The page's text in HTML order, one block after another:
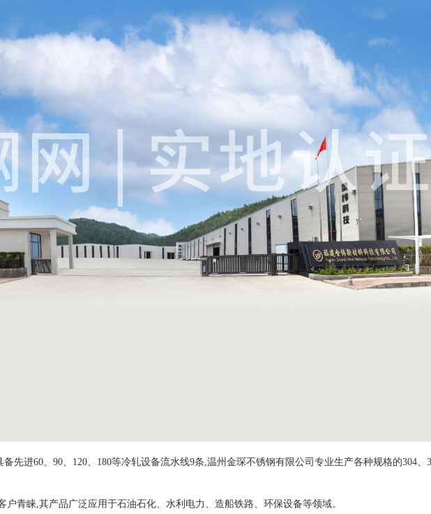
先进60、90、120、180等冷轧设备流水线9条,温州金琛不锈钢有限公司专业生产各种规格的304、
青睐,其产品广泛应用于石油石化、水利电力、造船铁路、环保设备等领域。